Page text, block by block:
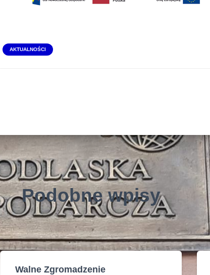
AKTUALNOŚCI
Podobne wpisy
Walne Zgromadzenie